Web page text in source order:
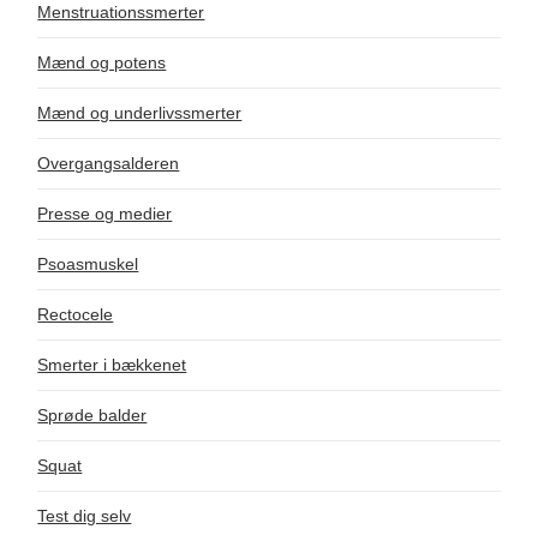
Menstruationssmerter
Mænd og potens
Mænd og underlivssmerter
Overgangsalderen
Presse og medier
Psoasmuskel
Rectocele
Smerter i bækkenet
Sprøde balder
Squat
Test dig selv